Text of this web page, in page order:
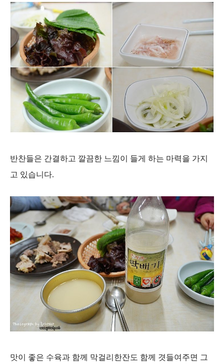
반찬들은 간결하고 깔끔한 느낌이 들게 하는 마력을 가지
고 있습니다.
맛이 좋은 수육과 함께 막걸리한잔도 함께 겻들여주면 그